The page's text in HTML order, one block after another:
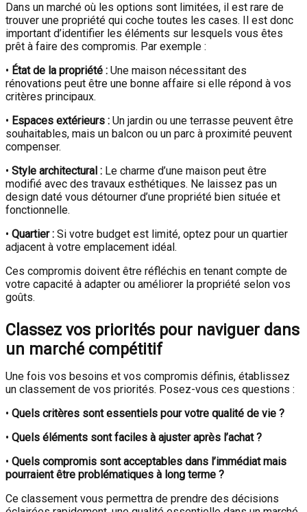
Dans un marché où les options sont limitées, il est rare de
trouver une propriété qui coche toutes les cases. Il est donc
important d’identifier les éléments sur lesquels vous êtes
prêt à faire des compromis. Par exemple :
• État de la propriété : Une maison nécessitant des
rénovations peut être une bonne affaire si elle répond à vos
critères principaux.
• Espaces extérieurs : Un jardin ou une terrasse peuvent être
souhaitables, mais un balcon ou un parc à proximité peuvent
compenser.
• Style architectural : Le charme d’une maison peut être
modifié avec des travaux esthétiques. Ne laissez pas un
design daté vous détourner d’une propriété bien située et
fonctionnelle.
• Quartier : Si votre budget est limité, optez pour un quartier
adjacent à votre emplacement idéal.
Ces compromis doivent être réfléchis en tenant compte de
votre capacité à adapter ou améliorer la propriété selon vos
goûts.
Classez vos priorités pour naviguer dans
un marché compétitif
Une fois vos besoins et vos compromis définis, établissez
un classement de vos priorités. Posez-vous ces questions :
• Quels critères sont essentiels pour votre qualité de vie ?
• Quels éléments sont faciles à ajuster après l’achat ?
• Quels compromis sont acceptables dans l’immédiat mais
pourraient être problématiques à long terme ?
Ce classement vous permettra de prendre des décisions